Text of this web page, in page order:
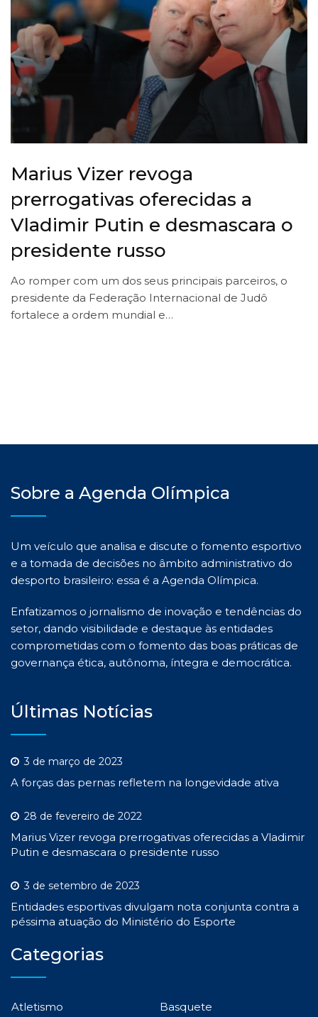
Marius Vizer revoga
prerrogativas oferecidas a
Vladimir Putin e desmascara o
presidente russo
Ao romper com um dos seus principais parceiros, o
presidente da Federação Internacional de Judô
fortalece a ordem mundial e…
Sobre a Agenda Olímpica
Um veículo que analisa e discute o fomento esportivo
e a tomada de decisões no âmbito administrativo do
desporto brasileiro: essa é a Agenda Olímpica.
Enfatizamos o jornalismo de inovação e tendências do
setor, dando visibilidade e destaque às entidades
comprometidas com o fomento das boas práticas de
governança ética, autônoma, íntegra e democrática.
Últimas Notícias
3 de março de 2023
A forças das pernas refletem na longevidade ativa
28 de fevereiro de 2022
Marius Vizer revoga prerrogativas oferecidas a Vladimir
Putin e desmascara o presidente russo
3 de setembro de 2023
Entidades esportivas divulgam nota conjunta contra a
péssima atuação do Ministério do Esporte
Categorias
Atletismo
Basquete